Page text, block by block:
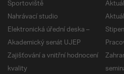
Sportoviště
Nahrávací studio
Elektronická úřední deska –
Akademický senát UJEP
Zajišťování a vnitřní hodnocení
kvality